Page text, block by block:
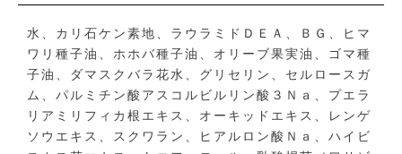
水、カリ石ケン素地、ラウラミドＤＥＡ、ＢＧ、ヒマ
ワリ種子油、ホホバ種子油、オリーブ果実油、ゴマ種
子油、ダマスクバラ花水、グリセリン、セルロースガ
ム、パルミチン酸アスコルビルリン酸３Ｎａ、プエラ
リアミリフィカ根エキス、オーキッドエキス、レンゲ
ソウエキス、スクワラン、ヒアルロン酸Ｎａ、ハイビ